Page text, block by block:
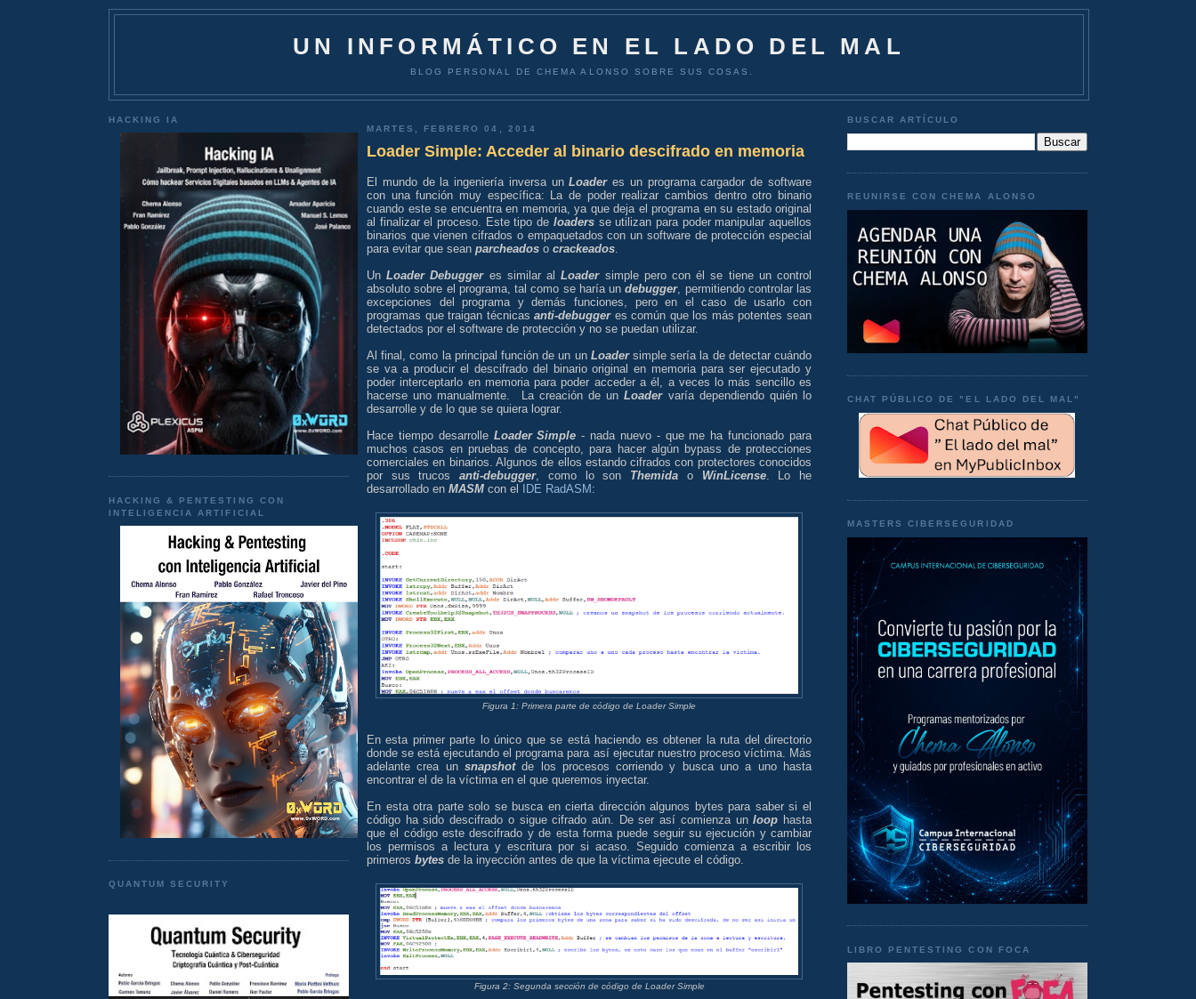
UN INFORMÁTICO EN EL LADO DEL MAL
BLOG PERSONAL DE CHEMA ALONSO SOBRE SUS COSAS.
HACKING IA
HACKING & PENTESTING CON
INTELIGENCIA ARTIFICIAL
QUANTUM SECURITY
MARTES, FEBRERO 04, 2014
Loader Simple: Acceder al binario descifrado en memoria
El mundo de la ingeniería inversa unLoaderes un programa cargador de software
con una función muy específica: La de poder realizar cambios dentro otro binario
cuando este se encuentra en memoria, ya que deja el programa en su estado original
al finalizar el proceso. Este tipo de loadersse utilizan para poder manipular aquellos
binarios que vienen cifrados o empaquetados con un software de protección especial
para evitar que sean parcheados o crackeados
UnLoader Debuggeres similar alLoadersimple pero con él se tiene un control
absoluto sobre el programa, tal como se haría undebugger, permitiendo controlar las
excepciones del programa y demás funciones, pero en el caso de usarlo con
programas que traigan técnicasanti-debuggeres común que los más potentes sean
detectados por el software de protección y no se puedan utilizar.
Al final, como la principal función de un un Loadersimple sería la de detectar cuándo
se va a producir el descifrado del binario original en memoria para ser ejecutado y
poder interceptarlo en memoria para poder acceder a él, a veces lo más sencillo es
hacerse uno manualmente. La creación de unLoadervaría dependiendo quién lo
desarrolle y de lo que se quiera lograr.
Hace tiempo desarrolle Loader Simple - nada nuevo - que me ha funcionado para
muchos casos en pruebas de concepto, para hacer algún bypass de protecciones
comerciales en binarios. Algunos de ellos estando cifrados con protectores conocidos
por sus trucosanti-debugger, como lo son Themida o WinLicense. Lo he
desarrollado en MASM con el IDE RadASM :
Figura 1: Primera parte de código de Loader Simple
En esta primer parte lo único que se está haciendo es obtener la ruta del directorio
donde se está ejecutando el programa para así ejecutar nuestro proceso víctima. Más
adelante crea un snapshotde los procesos corriendo y busca uno a uno hasta
encontrar el de la víctima en el que queremos inyectar.
En esta otra parte solo se busca en cierta dirección algunos bytes para saber si el
código ha sido descifrado o sigue cifrado aún. De ser así comienza unloop hasta
que el código este descifrado y de esta forma puede seguir su ejecución y cambiar
los permisos a lectura y escritura por si acaso. Seguido comienza a escribir los
primeros bytes de la inyección antes de que la víctima ejecute el código.
Figura 2: Segunda sección de código de Loader Simple
BUSCAR ARTÍCULO
REUNIRSE CON CHEMA ALONSO
CHAT PÚBLICO DE "EL LADO DEL MAL"
MASTERS CIBERSEGURIDAD
LIBRO PENTESTING CON FOCA